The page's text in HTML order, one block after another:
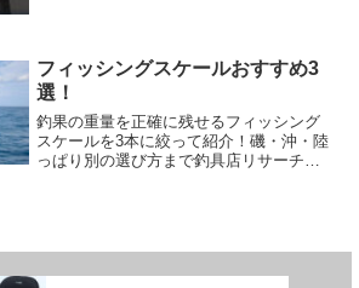
フィッシングスケールおすすめ3
選！
釣果の重量を正確に残せるフィッシング
スケールを3本に絞って紹介！磯・沖・陸
っぱり別の選び方まで釣具店リサーチを